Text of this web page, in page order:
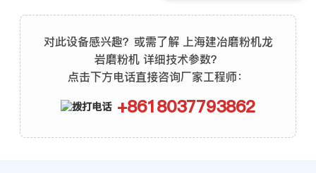
对此设备感兴趣？或需了解 上海建冶磨粉机龙
岩磨粉机 详细技术参数？
点击下方电话直接咨询厂家工程师：
+8618037793862